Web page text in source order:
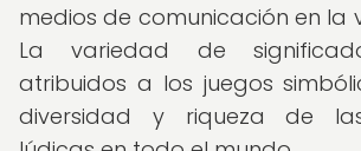
medios de comunicación en la
La variedad de
atribuidos a los juegos
diversidad y riqueza de las